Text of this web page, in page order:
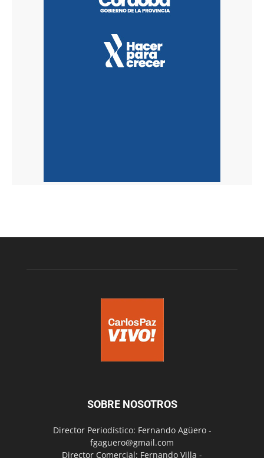
SOBRE NOSOTROS
Director Periodístico: Fernando Agüero -
fgaguero@gmail.com
Director Comercial: Fernando Villa -